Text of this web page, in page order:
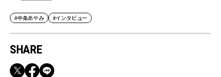
#中条あやみ #インタビュー
SHARE